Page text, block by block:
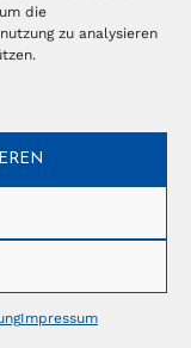
die
zu analysieren
Impressum
// +41 31 300 30 85 //
1 - CH-3012 Bern //